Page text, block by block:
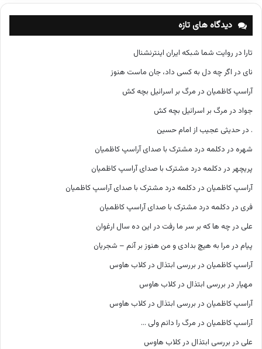
ه‌
ه
دیدگاه های تازه
تارا در روایت شما شبکه ایران اینترنشنال
نای در اگر چه دل به کسی داد، جان ماست هنوز
آراسپ کاظمیان در مرگ بر اسرائیل بچه کش
جواد در مرگ بر اسرائیل بچه کش
. در حدیثی عجیب از امام حسین
شهره در دکلمه درد مشترک با صدای آراسپ کاظمیان
پریچهر در دکلمه درد مشترک با صدای آراسپ کاظمیان
آراسپ کاظمیان در دکلمه درد مشترک با صدای آراسپ کاظمیان
فری در دکلمه درد مشترک با صدای آراسپ کاظمیان
علی در چه ها که بر سر ما رفت در این ده سال ارغوان
پیام در مرا به هیچ بدادی و من هنوز بر آنم – شجریان
آراسپ کاظمیان در بررسی ابتذال در کلاب هاوس
مهیار در بررسی ابتذال در کلاب هاوس
آراسپ کاظمیان در بررسی ابتذال در کلاب هاوس
آراسپ کاظمیان در مرگ را دانم ولی …
علی در بررسی ابتذال در کلاب هاوس